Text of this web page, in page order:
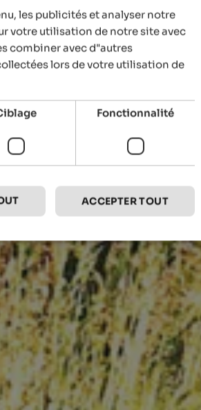
ENGLISH
FRENCH
les publicités et analyser notre
votre utilisation de notre site avec
combiner avec d"autres
lors de votre utilisation de
Fonctionnalité
ACCEPTER TOUT